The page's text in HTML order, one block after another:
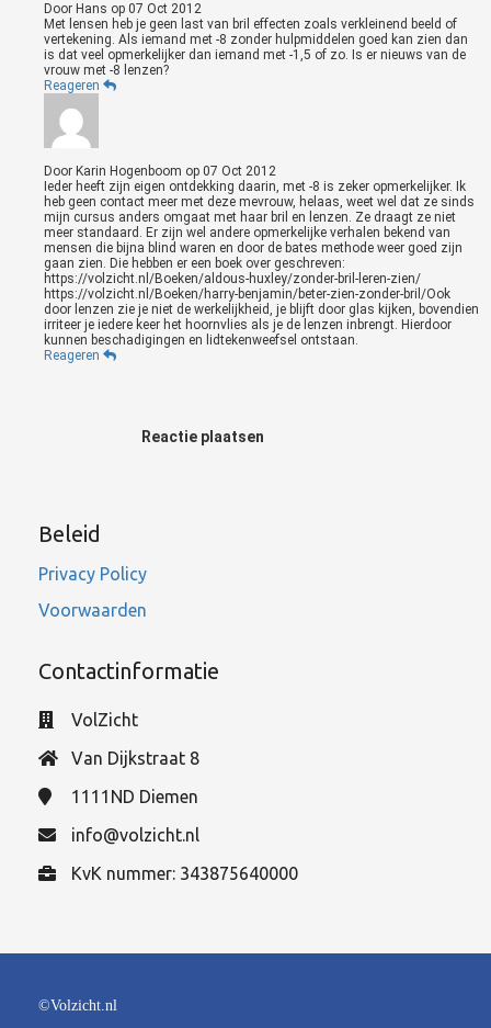
Door Hans op 07 Oct 2012
Met lensen heb je geen last van bril effecten zoals verkleinend beeld of
vertekening. Als iemand met -8 zonder hulpmiddelen goed kan zien dan
is dat veel opmerkelijker dan iemand met -1,5 of zo. Is er nieuws van de
vrouw met -8 lenzen?
Reageren
Door Karin Hogenboom op 07 Oct 2012
Ieder heeft zijn eigen ontdekking daarin, met -8 is zeker opmerkelijker. Ik
heb geen contact meer met deze mevrouw, helaas, weet wel dat ze sinds
mijn cursus anders omgaat met haar bril en lenzen. Ze draagt ze niet
meer standaard. Er zijn wel andere opmerkelijke verhalen bekend van
mensen die bijna blind waren en door de bates methode weer goed zijn
gaan zien. Die hebben er een boek over geschreven:
https://volzicht.nl/Boeken/aldous-huxley/zonder-bril-leren-zien/
https://volzicht.nl/Boeken/harry-benjamin/beter-zien-zonder-bril/Ook
door lenzen zie je niet de werkelijkheid, je blijft door glas kijken, bovendien
irriteer je iedere keer het hoornvlies als je de lenzen inbrengt. Hierdoor
kunnen beschadigingen en lidtekenweefsel ontstaan.
Reageren
Reactie plaatsen
Beleid
Privacy Policy
Voorwaarden
Contactinformatie
VolZicht
Van Dijkstraat 8
1111ND Diemen
info@volzicht.nl
KvK nummer: 343875640000
©Volzicht.nl